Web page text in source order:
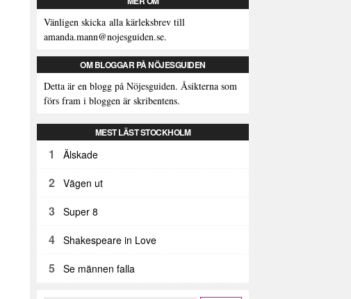
Vänligen skicka alla kärleksbrev till
amanda.mann@nojesguiden.se.
OM BLOGGAR PÅ NÖJESGUIDEN
Detta är en blogg på Nöjesguiden. Åsikterna som
förs fram i bloggen är skribentens.
MEST LÄST STOCKHOLM
1 Älskade
2 Vägen ut
3 Super 8
4 Shakespeare in Love
5 Se männen falla